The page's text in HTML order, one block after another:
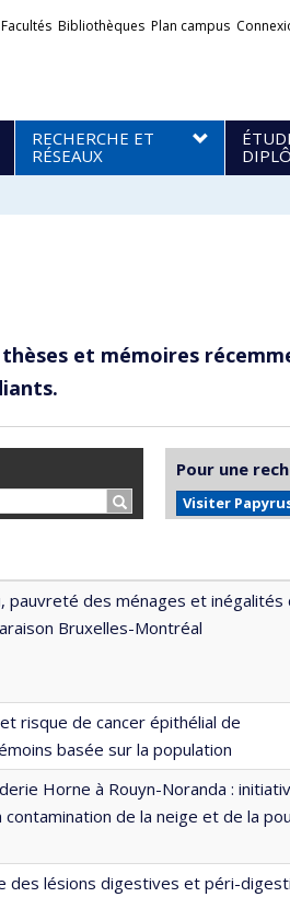
Facultés Bibliothèques Plan campus
RECHERCHE ET
RÉSEAUX
et mémoires
Rechercher…
Pour une
Visiter
pauvreté des ménages et inégalités
Bruxelles-Montréal
risque de cancer épithélial de
basée sur la population
Horne à Rouyn-Noranda :
de la neige et de la
des lésions digestives et péri-